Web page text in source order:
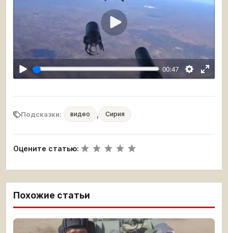
00:47
Воспроизвести
Подсказки: видео , Сирия
Оцените статью:
Похожие статьи